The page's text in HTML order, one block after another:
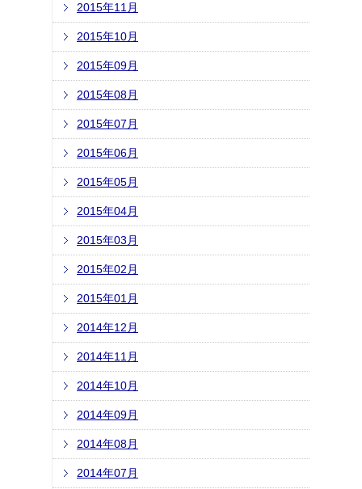
2015年11月
2015年10月
2015年09月
2015年08月
2015年07月
2015年06月
2015年05月
2015年04月
2015年03月
2015年02月
2015年01月
2014年12月
2014年11月
2014年10月
2014年09月
2014年08月
2014年07月